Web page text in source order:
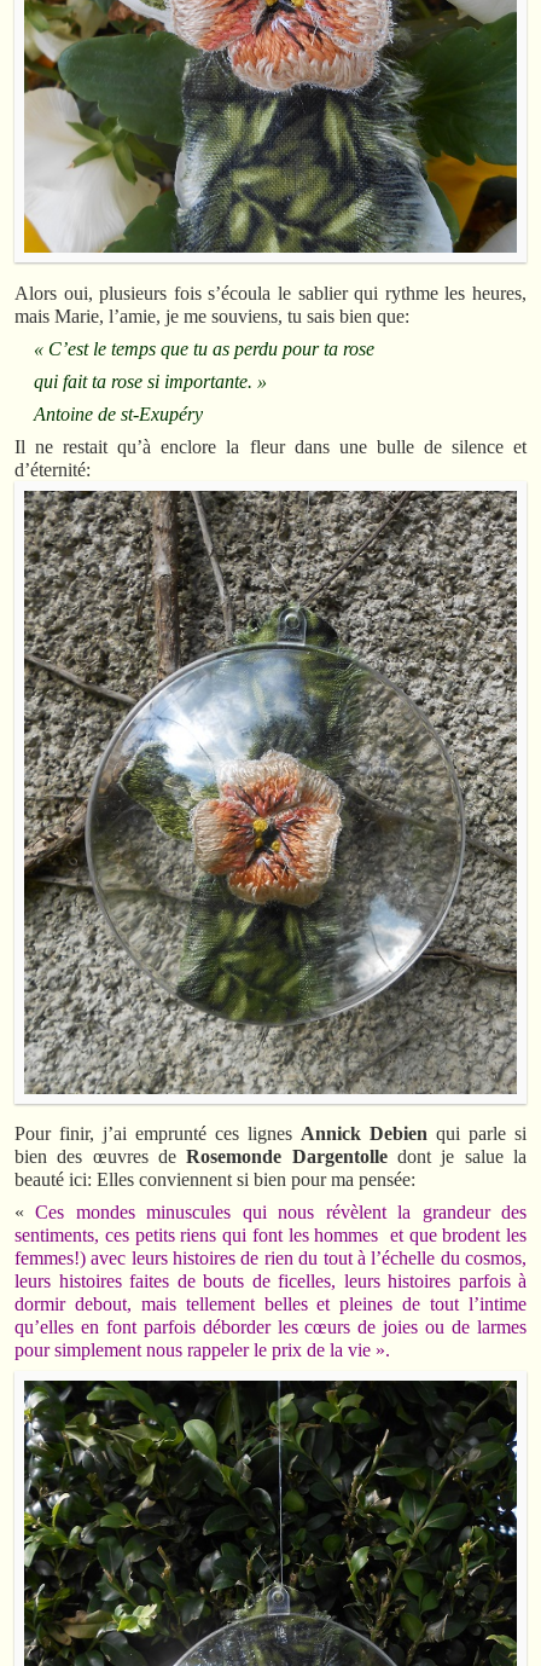
Alors oui, plusieurs fois s’écoula le sablier qui rythme les heures,
mais Marie, l’amie, je me souviens, tu sais bien que:
« C’est le temps que tu as perdu pour ta rose
qui fait ta rose si importante. »
Antoine de st-Exupéry
Il ne restait qu’à enclore la fleur dans une bulle de silence et
d’éternité:
Pour finir, j’ai emprunté ces lignes Annick Debien qui parle si
bien des œuvres deRosemonde Dargentolledont je salue la
beauté ici: Elles conviennent si bien pour ma pensée:
«Ces mondes minuscules qui nous révèlent la grandeur des
sentiments, ces petits riens qui font les hommes et que brodent les
femmes!) avec leurs histoires de rien du tout à l’échelle du cosmos,
leurs histoires faites de bouts de ficelles, leurs histoires parfois à
dormir debout, mais tellement belles et pleines de tout l’intime
qu’elles en font parfois déborder les cœurs de joies ou de larmes
pour simplement nous rappeler le prix de la vie ».